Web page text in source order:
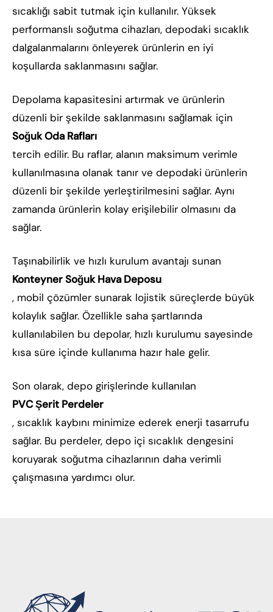
sıcaklığı sabit tutmak için kullanılır. Yüksek
performanslı soğutma cihazları, depodaki sıcaklık
dalgalanmalarını önleyerek ürünlerin en iyi
koşullarda saklanmasını sağlar.
Depolama kapasitesini artırmak ve ürünlerin
düzenli bir şekilde saklanmasını sağlamak için
Soğuk Oda Rafları
tercih edilir. Bu raflar, alanın maksimum verimle
kullanılmasına olanak tanır ve depodaki ürünlerin
düzenli bir şekilde yerleştirilmesini sağlar. Aynı
zamanda ürünlerin kolay erişilebilir olmasını da
sağlar.
Taşınabilirlik ve hızlı kurulum avantajı sunan
Konteyner Soğuk Hava Deposu
, mobil çözümler sunarak lojistik süreçlerde büyük
kolaylık sağlar. Özellikle saha şartlarında
kullanılabilen bu depolar, hızlı kurulumu sayesinde
kısa süre içinde kullanıma hazır hale gelir.
Son olarak, depo girişlerinde kullanılan
PVC Şerit Perdeler
, sıcaklık kaybını minimize ederek enerji tasarrufu
sağlar. Bu perdeler, depo içi sıcaklık dengesini
koruyarak soğutma cihazlarının daha verimli
çalışmasına yardımcı olur.